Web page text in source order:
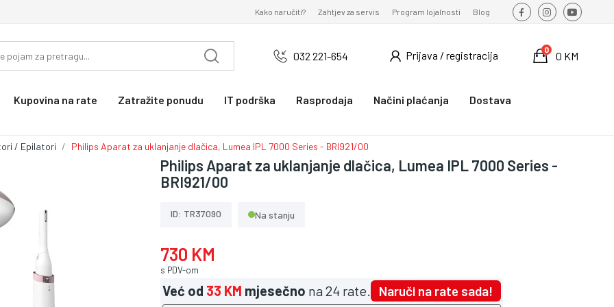
Kako naručiti? Zahtjev za servis Program lojalnosti Blog
032 221-654 Prijava / registracija 0 KM
0
Kupovina na rate Zatražite ponudu IT podrška Rasprodaja Načini plaćanja Dostava
/ Epilatori Philips Aparat za uklanjanje dlačica, Lumea IPL 7000 Series - BRI921/00
Philips Aparat za uklanjanje dlačica, Lumea IPL 7000 Series -
BRI921/00
ID: TR37090 Na stanju
730 KM
s PDV-om
Već od 33 KM mjesečno na 24 rate. Naruči na rate sada!